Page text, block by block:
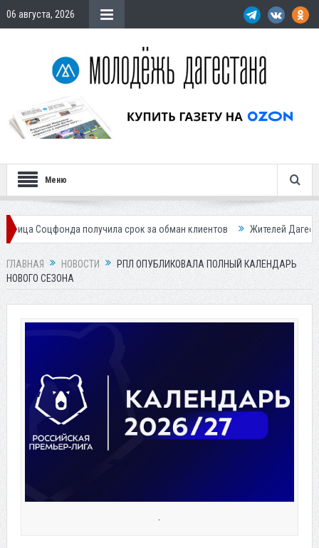
06 августа, 2026
Меню
получила срок за обман клиентов Жителей Дагестана
ГЛАВНАЯ НОВОСТИ
РПЛ ОПУБЛИКОВАЛА ПОЛНЫЙ КАЛЕНДАРЬ
НОВОГО СЕЗОНА
.